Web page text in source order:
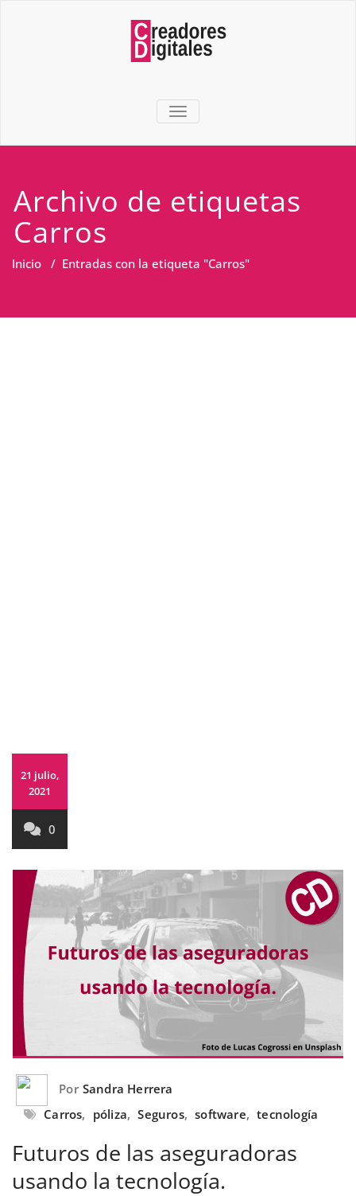
TOGGLE NAVIGATION
Archivo de etiquetas
Carros
Inicio / Entradas con la etiqueta "Carros"
21 julio,
2021
0
Por Sandra Herrera
Carros, póliza, Seguros, software, tecnología
Futuros de las aseguradoras
usando la tecnología.